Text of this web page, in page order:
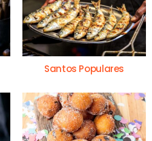
Santos Populares